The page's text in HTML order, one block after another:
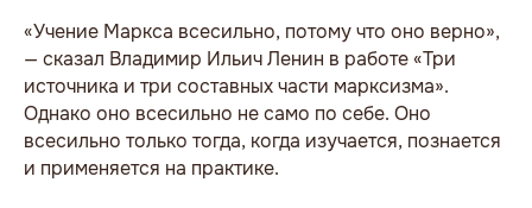
«Учение Маркса всесильно, потому что оно верно»,
— сказал Владимир Ильич Ленин в работе «Три
источника и три составных части марксизма».
Однако оно всесильно не само по себе. Оно
всесильно только тогда, когда изучается, познается
и применяется на практике.